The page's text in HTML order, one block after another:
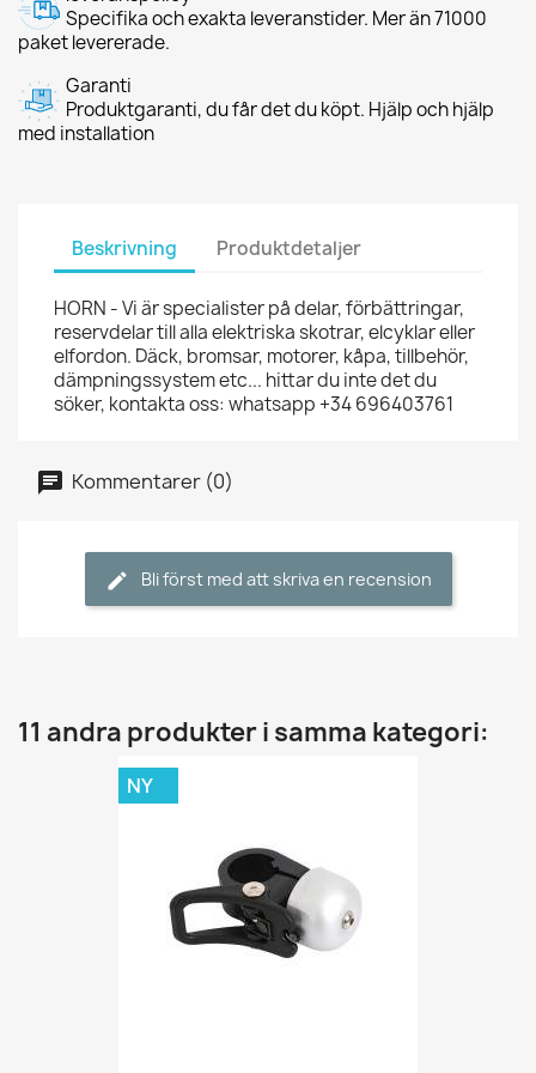
Specifika och exakta leveranstider. Mer än 71000
paket levererade.
Garanti
Produktgaranti, du får det du köpt. Hjälp och hjälp
med installation
Beskrivning Produktdetaljer
HORN - Vi är specialister på delar, förbättringar,
reservdelar till alla elektriska skotrar, elcyklar eller
elfordon. Däck, bromsar, motorer, kåpa, tillbehör,
dämpningssystem etc... hittar du inte det du
söker, kontakta oss: whatsapp +34 696403761
Kommentarer (0)
Bli först med att skriva en recension
11 andra produkter i samma kategori:
NY